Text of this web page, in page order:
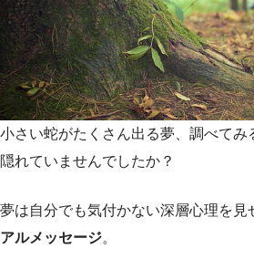
小さい蛇がたくさん出る夢、調べてみ
隠れていませんでしたか？
夢は自分でも気付かない深層心理を見
アルメッセージ。